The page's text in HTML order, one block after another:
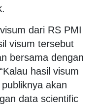
dari RS PMI
visum tersebut
bersama dengan
hasil visum
akan
data scientific